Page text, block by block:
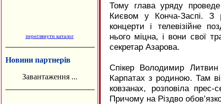
переглянути каталог
Новини партнерів
Завантаження ...
Тому глава уряду
Києвом у Конча-Заспі. З
концерти і телевізійне
нього міцна, і вони свої
секретар Азарова.
Спікер Володимир
Карпатах з родиною. Там
ковзанах, розповіла
Причому на Різдво